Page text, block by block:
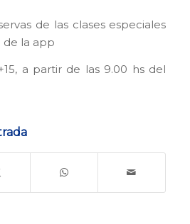
de las clases especiales
de la app
a partir de las 9.00 hs del